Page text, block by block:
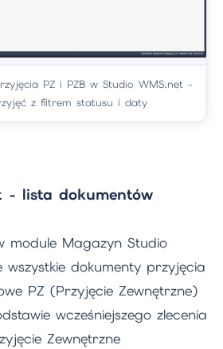
PZ i PZB w Studio WMS.net -
z filtrem statusu i daty
- lista dokumentów
module Magazyn Studio
wszystkie dokumenty przyjęcia
PZ (Przyjęcie Zewnętrzne)
wcześniejszego zlecenia
Zewnętrzne